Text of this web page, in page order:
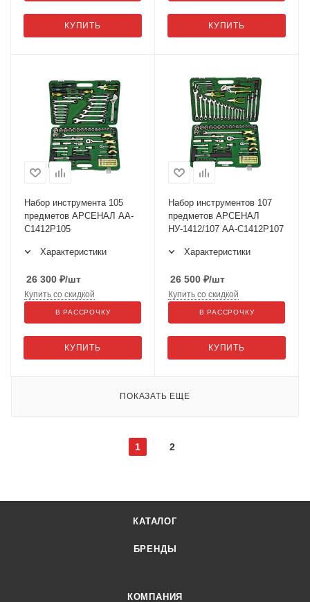
КУПИТЬ КУПИТЬ
Набор инструмента 105
предметов АРСЕНАЛ АА-
С1412Р105
Характеристики
26 300 ₽/шт
КУПИТЬ
Купить со скидкой
В РАССРОЧКУ
Набор инструментов 107
предметов АРСЕНАЛ
НУ-1412/107 AA-C1412P107
Характеристики
26 500 ₽/шт
КУПИТЬ
Купить со скидкой
В РАССРОЧКУ
ПОКАЗАТЬ ЕЩЕ
1 2
КАТАЛОГ
БРЕНДЫ
КОМПАНИЯ